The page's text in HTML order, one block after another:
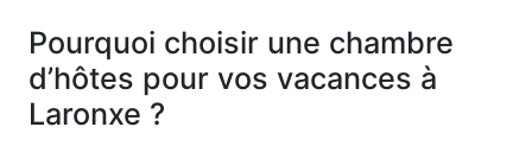
Pourquoi choisir une chambre
d’hôtes pour vos vacances à
Laronxe ?